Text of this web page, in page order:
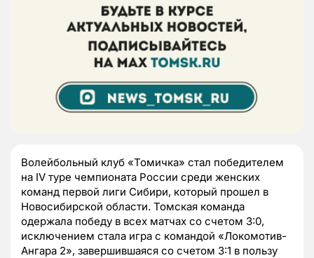
Волейбольный клуб «Томичка» стал победителем
на IV туре чемпионата России среди женских
команд первой лиги Сибири, который прошел в
Новосибирской области. Томская команда
одержала победу в всех матчах со счетом 3:0,
исключением стала игра с командой «Локомотив-
Ангара 2», завершившаяся со счетом 3:1 в пользу